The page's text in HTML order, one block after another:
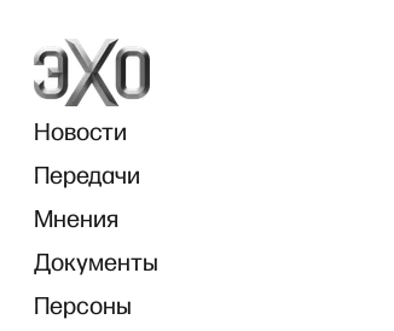
Новости
Передачи
Мнения
Документы
Персоны